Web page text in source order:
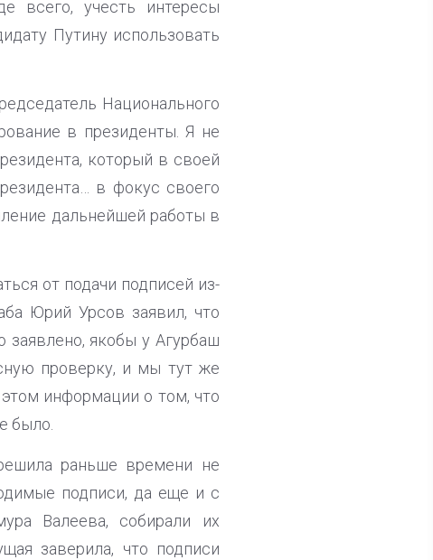
всего, учесть интересы
Путину использовать
Национального
в президенты. Я не
который в своей
в фокус своего
дальнейшей работы в
от подачи подписей из-
Юрий Урсов заявил, что
якобы у Агурбаш
проверку, и мы тут же
информации о том, что
было.
раньше времени не
подписи, да еще и с
Валеева, собирали их
заверила, что подписи